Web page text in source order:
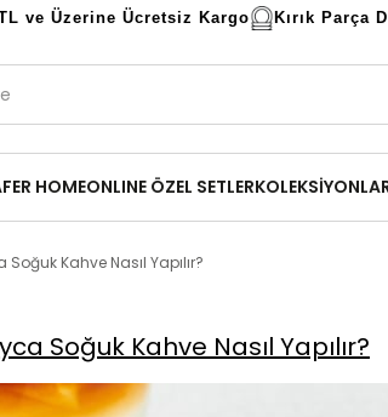
ve Üzerine Ücretsiz Kargo Kırık Parça
HOMEONLINE ÖZEL SETLER
Kahve Nasıl Yapılır?
Soğuk Kahve Nasıl Yapılır?